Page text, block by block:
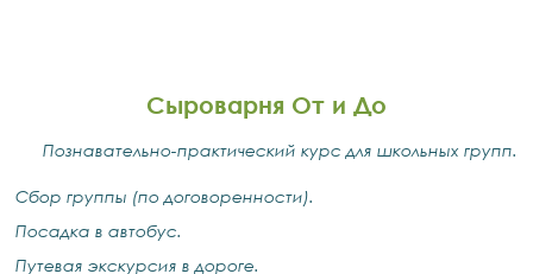
Сыроварня От и До
Познавательно-практический курс для школьных групп.
Сбор группы (по договоренности).
Посадка в автобус.
Путевая экскурсия в дороге.